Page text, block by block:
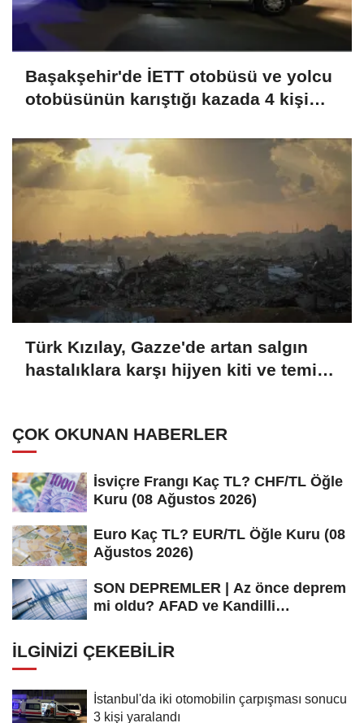
Başakşehir'de İETT otobüsü ve yolcu
otobüsünün karıştığı kazada 4 kişi
Türk Kızılay, Gazze'de artan salgın
hastalıklara karşı hijyen kiti ve temiz
ÇOK OKUNAN HABERLER
İsviçre Frangı Kaç TL? CHF/TL Öğle
Kuru (08 Ağustos 2026)
Euro Kaç TL? EUR/TL Öğle Kuru (08
Ağustos 2026)
SON DEPREMLER | Az önce deprem
mi oldu? AFAD ve Kandilli
İLGINIZI ÇEKEBILIR
İstanbul'da iki otomobilin çarpışması sonucu
3 kişi yaralandı